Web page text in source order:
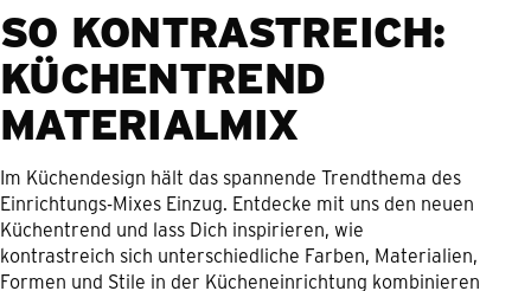
SO KONTRASTREICH:
KÜCHENTREND
MATERIALMIX
Im Küchendesign hält das spannende Trendthema des
Einrichtungs-Mixes Einzug. Entdecke mit uns den neuen
Küchentrend und lass Dich inspirieren, wie
kontrastreich sich unterschiedliche Farben, Materialien,
Formen und Stile in der Kücheneinrichtung kombinieren